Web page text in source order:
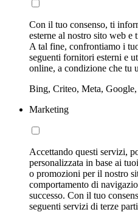
Con il tuo consenso, ti
esterne al nostro sito web e
A tal fine, confrontiamo i
seguenti fornitori esterni e
online, a condizione che tu
Bing, Criteo, Meta,
Marketing
Accettando questi servizi,
personalizzata in base ai
o promozioni per il nostro
comportamento di
successo. Con il tuo
seguenti servizi di terze